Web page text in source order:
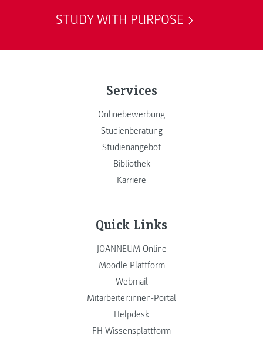
STUDY WITH PURPOSE
Services
Onlinebewerbung
Studienberatung
Studienangebot
Bibliothek
Karriere
Quick Links
JOANNEUM Online
Moodle Plattform
Webmail
Mitarbeiter:innen-Portal
Helpdesk
FH Wissensplattform